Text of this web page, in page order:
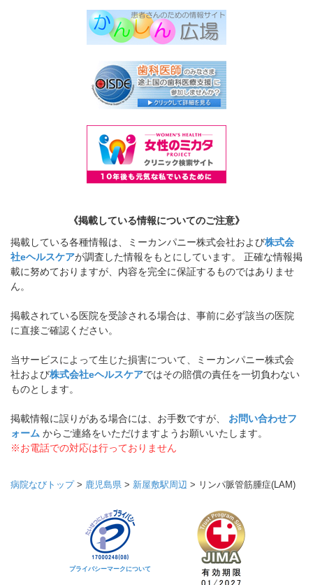
《掲載している情報についてのご注意》
掲載している各種情報は、ミーカンパニー株式会社および株式会
社eヘルスケアが調査した情報をもとにしています。 正確な情報掲
載に努めておりますが、内容を完全に保証するものではありませ
ん。
掲載されている医院を受診される場合は、事前に必ず該当の医院
に直接ご確認ください。
当サービスによって生じた損害について、ミーカンパニー株式会
社および株式会社eヘルスケアではその賠償の責任を一切負わない
ものとします。
掲載情報に誤りがある場合には、お手数ですが、 お問い合わせフ
ォーム からご連絡をいただけますようお願いいたします。
※お電話での対応は行っておりません
病院なびトップ> 鹿児島県 > 新屋敷駅周辺 > リンパ脈管筋腫症(LAM)
プライバシーマークについて